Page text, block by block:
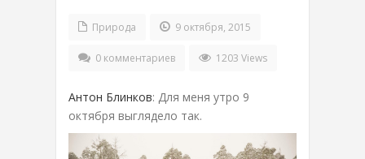
Природа 9 октября, 2015
0 комментариев 1203 Views
Антон Блинков: Для меня утро 9
октября выглядело так.